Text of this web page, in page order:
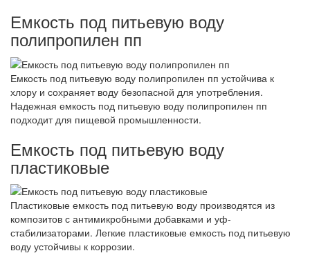
Емкость под питьевую воду
полипропилен пп
Емкость под питьевую воду полипропилен пп устойчива к
хлору и сохраняет воду безопасной для употребления.
Надежная емкость под питьевую воду полипропилен пп
подходит для пищевой промышленности.
Емкость под питьевую воду
пластиковые
Пластиковые емкость под питьевую воду производятся из
композитов с антимикробными добавками и уф-
стабилизаторами. Легкие пластиковые емкость под питьевую
воду устойчивы к коррозии.